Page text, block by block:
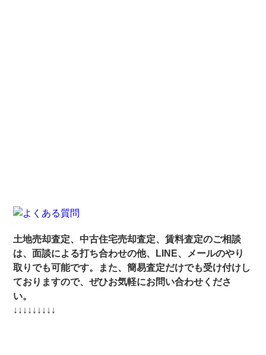
土地売却査定、中古住宅売却査定、賃料査定のご相談
は、面談による打ち合わせの他、LINE、メールのやり
取りでも可能です。また、簡易査定だけでも受け付けし
ておりますので、ぜひお気軽にお問い合わせくださ
い。
↓↓↓↓↓↓↓↓↓